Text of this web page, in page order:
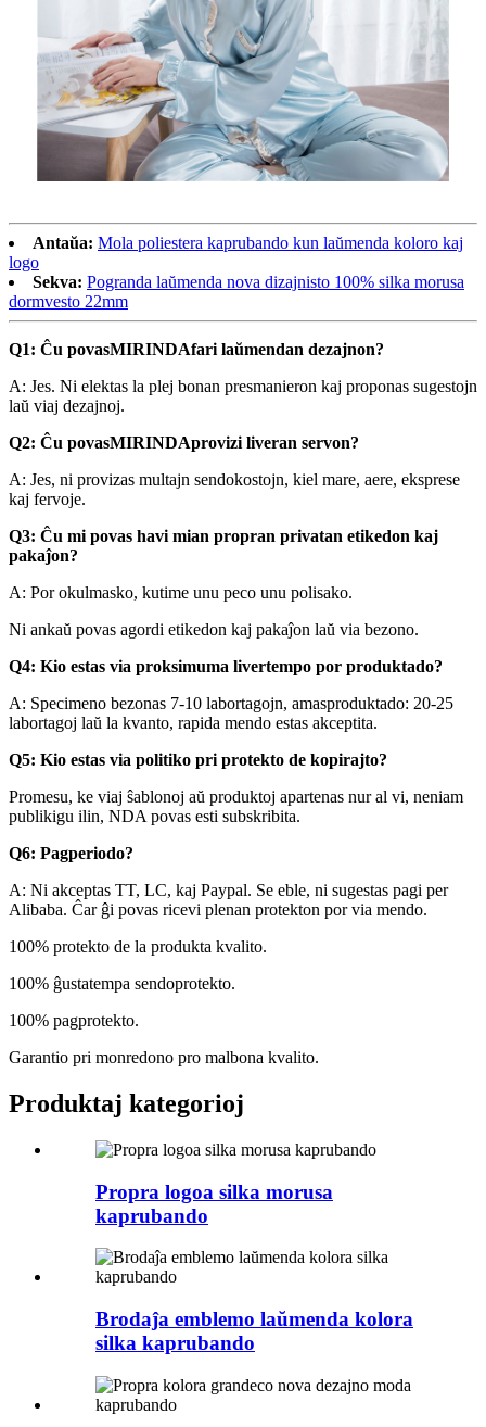
Antaŭa: Mola poliestera kaprubando kun laŭmenda koloro kaj
logo
Sekva: Pogranda laŭmenda nova dizajnisto 100% silka morusa
dormvesto 22mm
Q1: Ĉu povasMIRINDAfari laŭmendan dezajnon?
A: Jes. Ni elektas la plej bonan presmanieron kaj proponas sugestojn
laŭ viaj dezajnoj.
Q2: Ĉu povasMIRINDAprovizi liveran servon?
A: Jes, ni provizas multajn sendokostojn, kiel mare, aere, eksprese
kaj fervoje.
Q3: Ĉu mi povas havi mian propran privatan etikedon kaj
pakaĵon?
A: Por okulmasko, kutime unu peco unu polisako.
Ni ankaŭ povas agordi etikedon kaj pakaĵon laŭ via bezono.
Q4: Kio estas via proksimuma livertempo por produktado?
A: Specimeno bezonas 7-10 labortagojn, amasproduktado: 20-25
labortagoj laŭ la kvanto, rapida mendo estas akceptita.
Q5: Kio estas via politiko pri protekto de kopirajto?
Promesu, ke viaj ŝablonoj aŭ produktoj apartenas nur al vi, neniam
publikigu ilin, NDA povas esti subskribita.
Q6: Pagperiodo?
A: Ni akceptas TT, LC, kaj Paypal. Se eble, ni sugestas pagi per
Alibaba. Ĉar ĝi povas ricevi plenan protekton por via mendo.
100% protekto de la produkta kvalito.
100% ĝustatempa sendoprotekto.
100% pagprotekto.
Garantio pri monredono pro malbona kvalito.
Produktaj kategorioj
Propra logoa silka morusa
kaprubando
Brodaĵa emblemo laŭmenda kolora
silka kaprubando